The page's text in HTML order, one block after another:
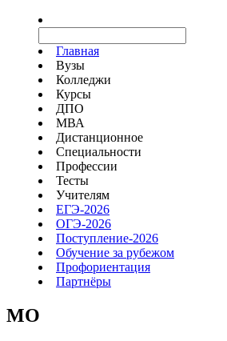
Главная
Вузы
Колледжи
Курсы
ДПО
МВА
Дистанционное
Специальности
Профессии
Тесты
Учителям
ЕГЭ-2026
ОГЭ-2026
Поступление-2026
Обучение за рубежом
Профориентация
Партнёры
MO